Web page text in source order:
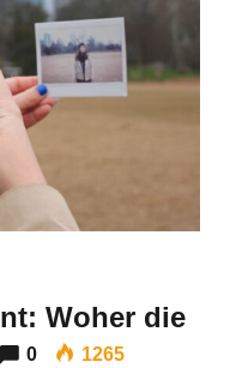
Woher die
0 1265